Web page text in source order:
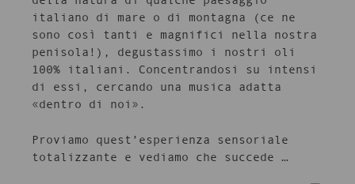
italiano di mare o di montagna (ce ne
sono così tanti e magnifici nella nostra
penisola!), degustassimo i nostri oli
100% italiani. Concentrandosi su intensi
di essi, cercando una musica adatta
«dentro di noi».
Proviamo quest’esperienza sensoriale
totalizzante e vediamo che succede …